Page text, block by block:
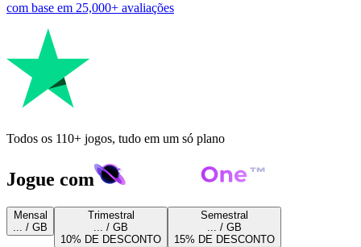
com base em 25,000+ avaliações
Todos os 110+ jogos, tudo em um só plano
Jogue com
Mensal
... / GB
Trimestral
... / GB
10% DE DESCONTO
Semestral
... / GB
15% DE DESCONTO